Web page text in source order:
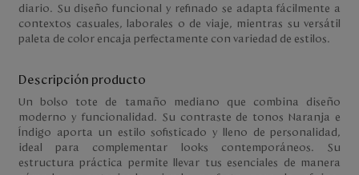
Nuestras Tiendas
Costa Rica
Panamá
USA
Venezuela
diario. Su diseño funcional y refinado se adapta fácilmente a
contextos casuales, laborales o de viaje, mientras su versátil
paleta de color encaja perfectamente con variedad de estilos.
Descripción producto
Un bolso tote de tamaño mediano que combina diseño
moderno y funcionalidad. Su contraste de tonos Naranja e
Índigo aporta un estilo sofisticado y lleno de personalidad,
ideal para complementar looks contemporáneos. Su
estructura práctica permite llevar tus esenciales de manera